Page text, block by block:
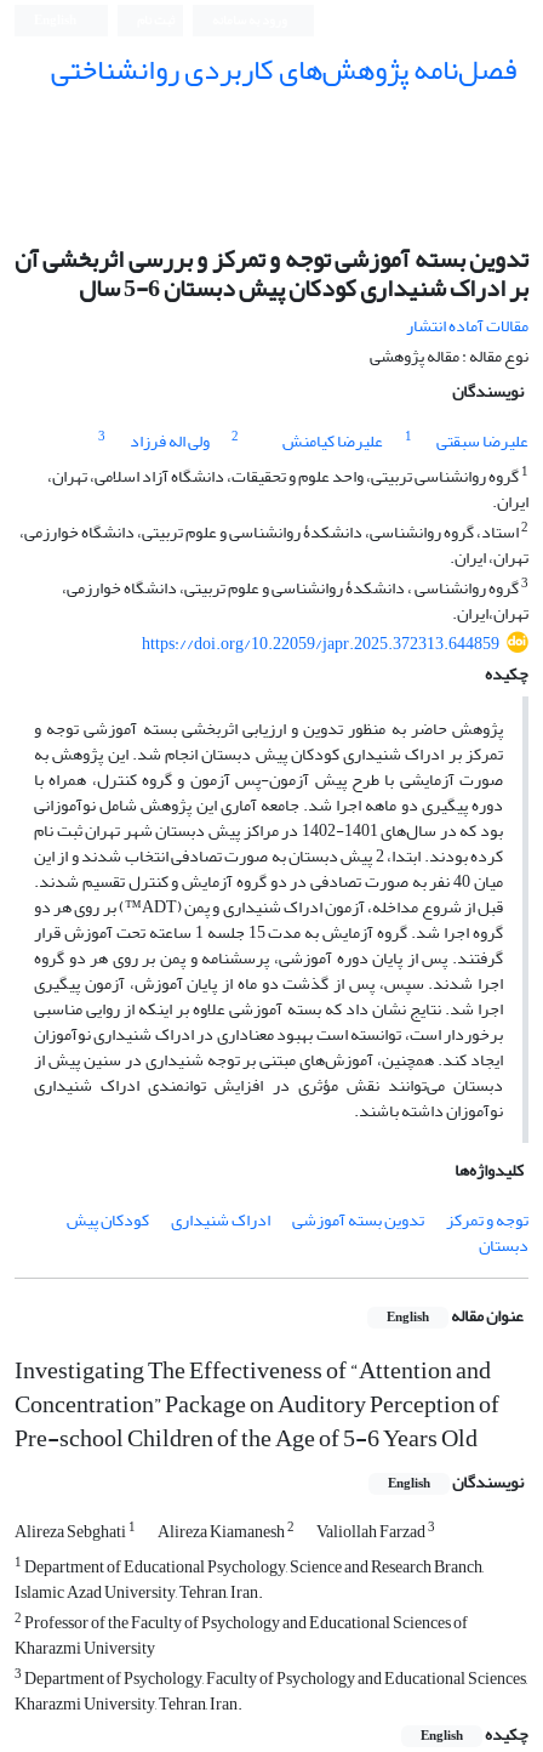
فصل‌نامه پژوهش‌های کاربردی روانشناختی
تدوین بسته آموزشی توجه و تمرکز و بررسی اثربخشی آن
بر ادراک شنیداری کودکان پیش دبستان 6-5 سال
مقالات آماده انتشار
نوع مقاله : مقاله پژوهشی
نویسندگان
علیرضا سبقتی
1 علیرضا کیامنش 2 ولی اله فرزاد
3
1گروه روانشناسی تربیتی، واحد علوم و تحقیقات، دانشگاه آزاد اسلامی، تهران،
ایران.
2استاد، گروه روانشناسی، دانشکدۀ روانشناسی و علوم تربیتی، دانشگاه خوارزمی،
تهران، ایران.
3گروه روانشناسی ، دانشکدۀ روانشناسی و علوم تربیتی، دانشگاه خوارزمی،
تهران،ایران.
https://doi.org/10.22059/japr.2025.372313.644859
چکیده
پژوهش حاضر به منظور تدوین و ارزیابی اثربخشی بسته آموزشی توجه و
تمرکز بر ادراک شنیداری کودکان پیش دبستان انجام شد. این پژوهش به
صورت آزمایشی با طرح پیش آزمون-پس آزمون و گروه کنترل، همراه با
دوره پیگیری دو ماهه اجرا شد. جامعه آماری این پژوهش شامل نوآموزانی
بود که در سال‌های 1401-1402 در مراکز پیش دبستان شهر تهران ثبت نام
کرده بودند. ابتدا، 2 پیش دبستان به صورت تصادفی انتخاب شدند و از این
میان 40 نفر به صورت تصادفی در دو گروه آزمایش و کنترل تقسیم شدند.
قبل از شروع مداخله، آزمون ادراک شنیداری و پمن (ADT™) بر روی هر دو
گروه اجرا شد. گروه آزمایش به مدت 15 جلسه 1 ساعته تحت آموزش قرار
گرفتند. پس از پایان دوره آموزشی، پرسشنامه و پمن بر روی هر دو گروه
اجرا شدند. سپس، پس از گذشت دو ماه از پایان آموزش، آزمون پیگیری
اجرا شد. نتایج نشان داد که بسته آموزشی علاوه بر اینکه از روایی مناسبی
برخوردار است، توانسته است بهبود معناداری در ادراک شنیداری نوآموزان
ایجاد کند. همچنین، آموزش‌های مبتنی بر توجه شنیداری در سنین پیش از
دبستان می‌توانند نقش مؤثری در افزایش توانمندی ادراک شنیداری
نوآموزان داشته باشند.
کلیدواژه‌ها
توجه و تمرکز
تدوین بسته آموزشی ادراک شنیداری کودکان پیش
دبستان
عنوان مقاله English
Investigating The Effectiveness of “Attention and
Concentration” Package on Auditory Perception of
Pre-school Children of the Age of 5-6 Years Old
نویسندگان English
Alireza Sebghati1 Alireza Kiamanesh2 Valiollah Farzad3
1Department of Educational Psychology, Science and Research Branch,
Islamic Azad University, Tehran, Iran.
2Professor of the Faculty of Psychology and Educational Sciences of
Kharazmi University
3Department of Psychology, Faculty of Psychology and Educational Sciences,
Kharazmi University, Tehran, Iran.
چکیده
English